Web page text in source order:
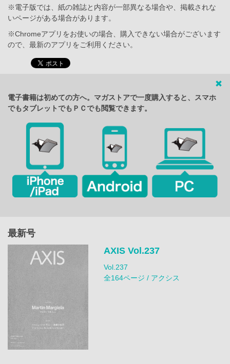
※電子版では、紙の雑誌と内容が一部異なる場合や、掲載されな
いページがある場合があります。
※Chromeアプリをお使いの場合、購入できない場合がございます
ので、最新のアプリをご利用ください。
電子書籍は初めての方へ。マガストアで一度購入すると、スマホ
でもタブレットでもＰＣでも閲覧できます。
最新号
AXIS Vol.237
Vol.237
全164ページ / アクシス